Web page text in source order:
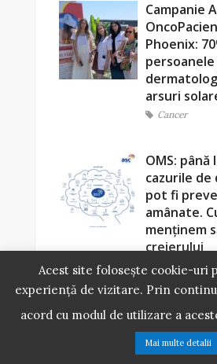
Campanie
Phoenix:
arsuri
Cancer
OMS: până
cazurile de
pot fi
amânate.
menținem
creierului
Boli
Acest site folosește cookie-uri
experiență de vizitare. Prin
acord cu modul de utilizare a
Mai multe detalii